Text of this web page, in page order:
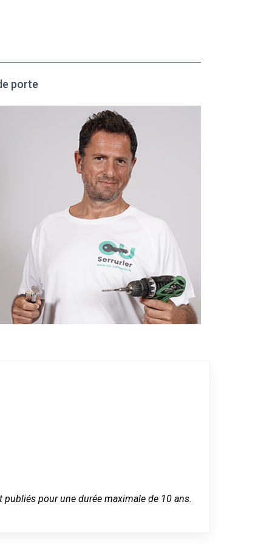
porte
pour une durée maximale de 10 ans.